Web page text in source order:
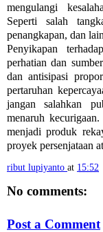
mengulangi
Seperti salah
penangkapan, dan
Penyikapan
perhatian dan
dan antisipasi
pertaruhan
jangan salahkan
menaruh
menjadi produk
proyek persenjataan
ribut lupiyanto at 15:52
No comments:
Post a Comment